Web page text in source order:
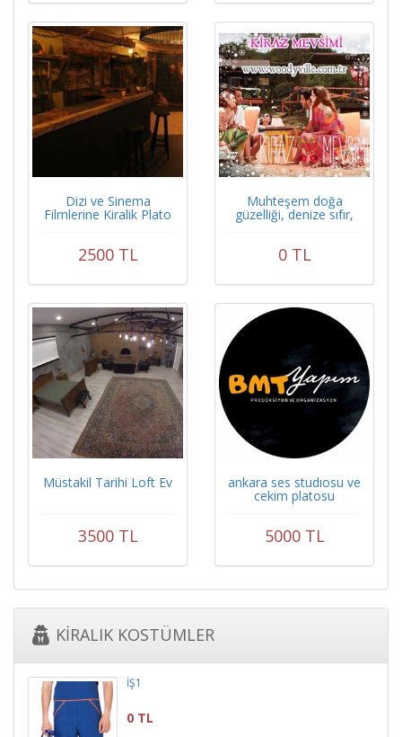
Dizi ve Sinema
Filmlerine Kiralik Plato
2500 TL
Muhteşem doğa
güzelliği, denize sıfır,
WoodyVille Tatil Köyü
0 TL
Müstakil Tarihi Loft Ev
3500 TL
ankara ses studıosu ve
cekim platosu
5000 TL
KİRALIK KOSTÜMLER
İŞ1
0 TL